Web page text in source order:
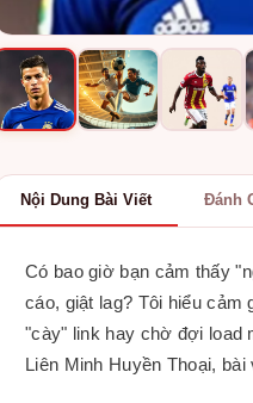
Nội Dung Bài Viết Đánh
Có bao giờ bạn cảm thấy
cáo, giật lag? Tôi hiểu
"cày" link hay chờ đợi load
Liên Minh Huyền Thoại,